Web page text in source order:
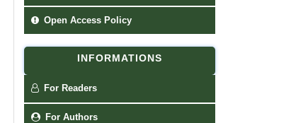
Open Access Policy
INFORMATIONS
For Readers
For Authors